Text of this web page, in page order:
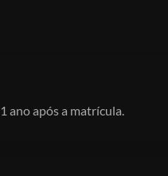
ano após a matrícula.